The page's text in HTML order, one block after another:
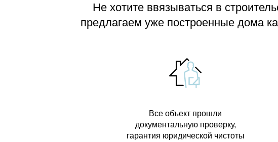
Не хотите ввязываться в
предлагаем уже построенные дома
Все объект прошли
документальную проверку,
гарантия юридической чистоты